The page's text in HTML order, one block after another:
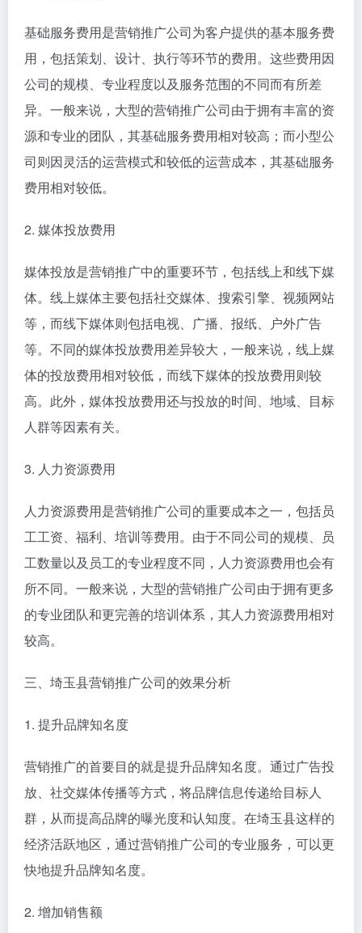
基础服务费用是营销推广公司为客户提供的基本服务费
用，包括策划、设计、执行等环节的费用。这些费用因
公司的规模、专业程度以及服务范围的不同而有所差
异。一般来说，大型的营销推广公司由于拥有丰富的资
源和专业的团队，其基础服务费用相对较高；而小型公
司则因灵活的运营模式和较低的运营成本，其基础服务
费用相对较低。
2. 媒体投放费用
媒体投放是营销推广中的重要环节，包括线上和线下媒
体。线上媒体主要包括社交媒体、搜索引擎、视频网站
等，而线下媒体则包括电视、广播、报纸、户外广告
等。不同的媒体投放费用差异较大，一般来说，线上媒
体的投放费用相对较低，而线下媒体的投放费用则较
高。此外，媒体投放费用还与投放的时间、地域、目标
人群等因素有关。
3. 人力资源费用
人力资源费用是营销推广公司的重要成本之一，包括员
工工资、福利、培训等费用。由于不同公司的规模、员
工数量以及员工的专业程度不同，人力资源费用也会有
所不同。一般来说，大型的营销推广公司由于拥有更多
的专业团队和更完善的培训体系，其人力资源费用相对
较高。
三、埼玉县营销推广公司的效果分析
1. 提升品牌知名度
营销推广的首要目的就是提升品牌知名度。通过广告投
放、社交媒体传播等方式，将品牌信息传递给目标人
群，从而提高品牌的曝光度和认知度。在埼玉县这样的
经济活跃地区，通过营销推广公司的专业服务，可以更
快地提升品牌知名度。
2. 增加销售额